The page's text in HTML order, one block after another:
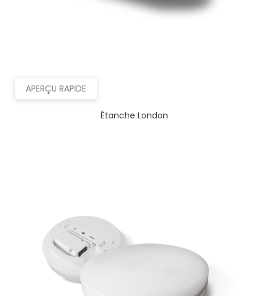
APERÇU RAPIDE
Étanche London